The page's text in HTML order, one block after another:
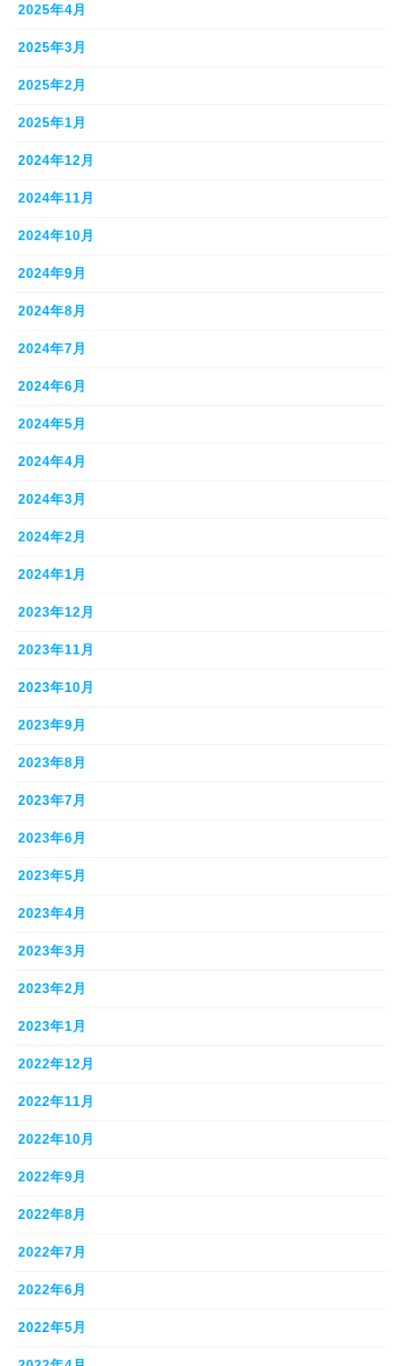
2025年4月
2025年3月
2025年2月
2025年1月
2024年12月
2024年11月
2024年10月
2024年9月
2024年8月
2024年7月
2024年6月
2024年5月
2024年4月
2024年3月
2024年2月
2024年1月
2023年12月
2023年11月
2023年10月
2023年9月
2023年8月
2023年7月
2023年6月
2023年5月
2023年4月
2023年3月
2023年2月
2023年1月
2022年12月
2022年11月
2022年10月
2022年9月
2022年8月
2022年7月
2022年6月
2022年5月